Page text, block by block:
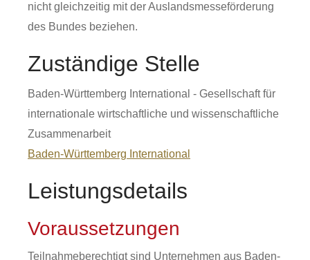
nicht gleichzeitig mit der Auslandsmesseförderung
des Bundes beziehen.
Zuständige Stelle
Baden-Württemberg International - Gesellschaft für
internationale wirtschaftliche und wissenschaftliche
Zusammenarbeit
Baden-Württemberg International
Leistungsdetails
Voraussetzungen
Teilnahmeberechtigt sind Unternehmen aus Baden-